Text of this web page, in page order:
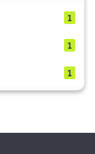
1
1
1